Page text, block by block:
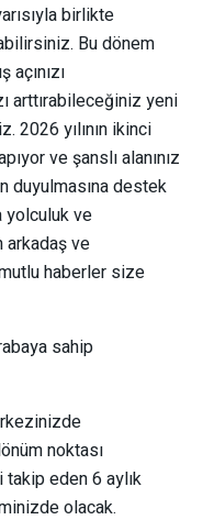
birlikte
Bu dönem
açınızı
arttırabileceğiniz yeni
2026 yılının ikinci
ve şanslı alanınız
duyulmasına destek
yolculuk ve
arkadaş ve
haberler size
sahip
noktası
eden 6 aylık
olacak.